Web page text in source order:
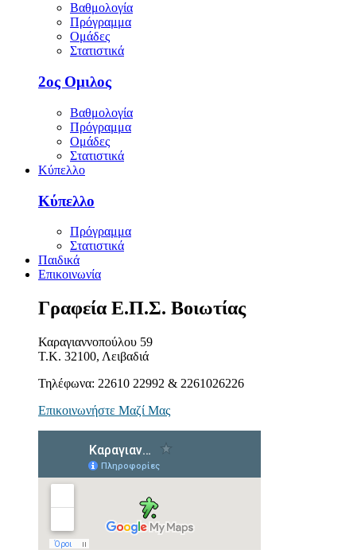
Βαθμολογία
Πρόγραμμα
Ομάδες
Στατιστικά
2ος Ομιλος
Βαθμολογία
Πρόγραμμα
Ομάδες
Στατιστικά
Κύπελλο
Κύπελλο
Πρόγραμμα
Στατιστικά
Παιδικά
Επικοινωνία
Γραφεία Ε.Π.Σ. Βοιωτίας
Καραγιαννοπούλου 59
Τ.Κ. 32100, Λειβαδιά
Τηλέφωνα: 22610 22992 & 2261026226
Επικοινωνήστε Μαζί Μας